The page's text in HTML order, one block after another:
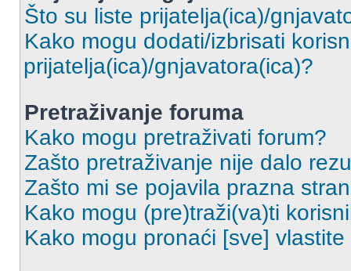
Što su liste prijatelja(ica)/
Kako mogu dodati/izbrisati
prijatelja(ica)/gnjavatora(ica)?
Pretraživanje foruma
Kako mogu pretraživati forum?
Zašto pretraživanje nije dalo
Zašto mi se pojavila prazna
Kako mogu (pre)traži(va)ti
Kako mogu pronaći [sve]